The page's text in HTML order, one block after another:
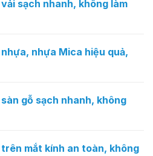
sạch nhanh, không làm
nhựa Mica hiệu quả,
gỗ sạch nhanh, không
mắt kính an toàn, không